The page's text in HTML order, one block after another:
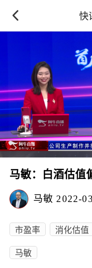
快
马敏：白酒估值
马敏 2022-
市盈率 消化估值
马敏